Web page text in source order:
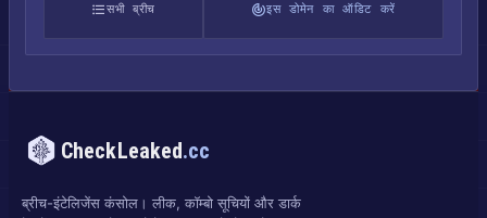
सभी ब्रीच इस डोमेन का ऑडिट करें
CheckLeaked.cc
ब्रीच-इंटेलिजेंस कंसोल। लीक, कॉम्बो सूचियों और डार्क